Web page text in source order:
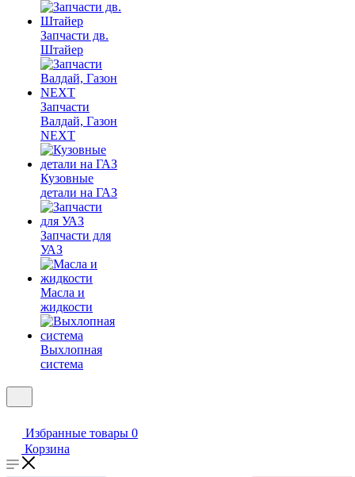
Запчасти дв.
Штайер
Запчасти
Валдай, Газон
NEXT
Кузовные
детали на ГАЗ
Запчасти для
УАЗ
Масла и
жидкости
Выхлопная
система
Избранные товары 0
Корзина